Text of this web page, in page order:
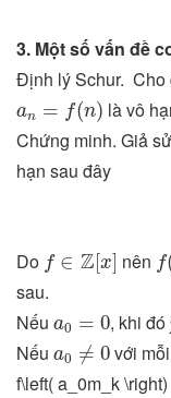
3. Một số vấn đề
Định lý Schur. Cho
an = f(n)
a n)
là vô
Chứng minh. Giả
hạn sau đây
Do f ∈ Z[x]
∈Z [x] nên f(
sau.
Nếu a0 = 0
a =0 , khi đó
Nếu a0 ≠ 0
a 0 với
f\left( a_0m_k